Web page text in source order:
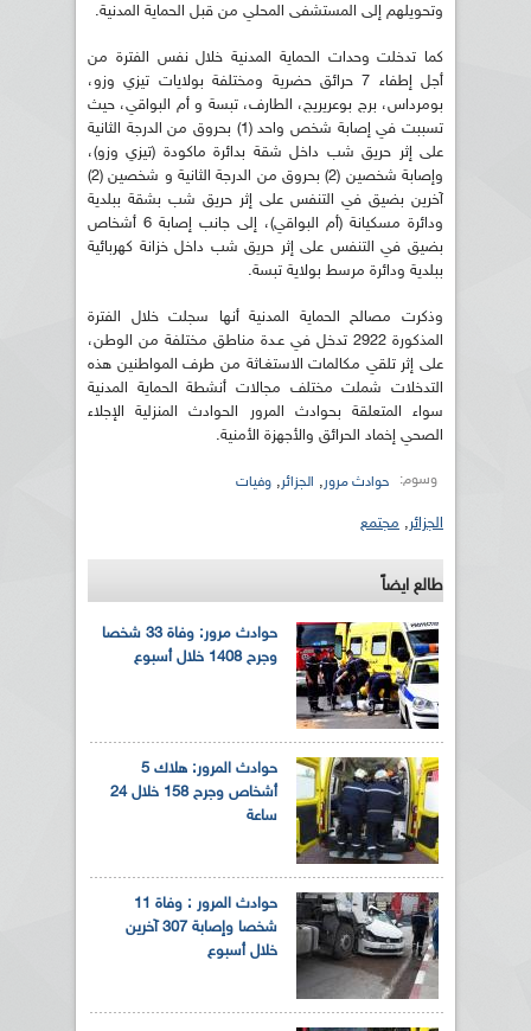
وتحويلهم إلى المستشفى المحلي من قبل الحماية المدنية.
كما تدخلت وحدات الحماية المدنية خلال نفس الفترة من
أجل إطفاء 7 حرائق حضرية ومختلفة بولايات تيزي وزو،
بومرداس، برج بوعريريج، الطارف، تبسة و أم البواقي، حيث
تسببت في إصابة شخص واحد (1) بحروق من الدرجة الثانية
على إثر حريق شب داخل شقة بدائرة ماكودة (تيزي وزو)،
وإصابة شخصين (2) بحروق من الدرجة الثانية و شخصين (2)
آخرين بضيق في التنفس على إثر حريق شب بشقة ببلدية
ودائرة مسكيانة (أم البواقي)، إلى جانب إصابة 6 أشخاص
بضيق في التنفس على إثر حريق شب داخل خزانة كهربائية
ببلدية ودائرة مرسط بولاية تبسة.
وذكرت مصالح الحماية المدنية أنها سجلت خلال الفترة
المذكورة 2922 تدخل في عـدة مناطق مختلفة من الوطن،
على إثر تلقي مكالمات الاستغـاثة من طرف المواطنين هذه
التدخلات شملت مختلف مجالات أنشطة الحماية المدنية
سواء المتعلقة بحوادث المرور الحوادث المنزلية الإجلاء
الصحي إخماد الحرائق والأجهزة الأمنية.
وسوم: حوادث مرور, الجزائر, وفيات
الجزائر, مجتمع
طالع ايضاً
حوادث مرور: وفاة 33 شخصا
وجرح 1408 خلال أسبوع
حوادث المرور: هلاك 5
أشخاص وجرح 158 خلال 24
ساعة
حوادث المرور : وفاة 11
شخصا وإصابة 307 آخرين
خلال أسبوع